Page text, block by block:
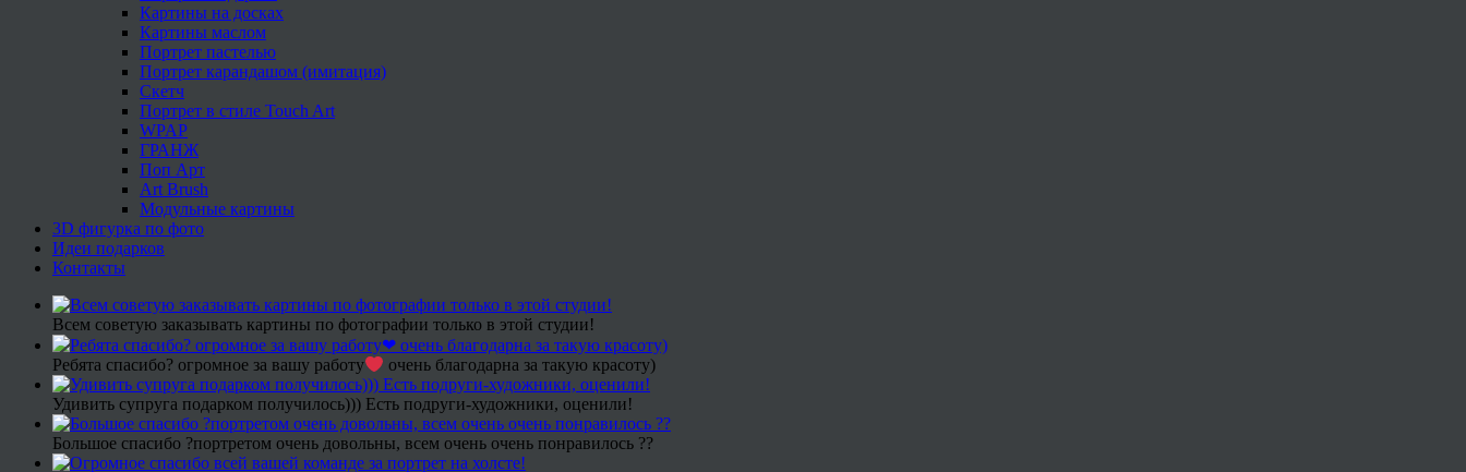
Картины на досках
Картины маслом
Портрет пастелью
Портрет карандашом (имитация)
Скетч
Портрет в стиле Touch Art
WPAP
ГРАНЖ
Поп Арт
Art Brush
Модульные картины
3D фигурка по фото
Идеи подарков
Контакты
Всем советую заказывать картины по фотографии только в этой студии!
Ребята спасибо? огромное за вашу работу очень благодарна за такую красоту)
Удивить супруга подарком получилось))) Есть подруги-художники, оценили!
Большое спасибо ?портретом очень довольны, всем очень очень понравилось ??